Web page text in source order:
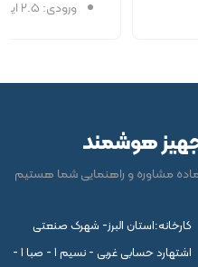
ورودی: ۲.۵ اینچ.
هوشمند
کارخانه:استان البرز- شهرک صنعتی
اشتهارد حسابی غربی - نسیم 1 - صبا 1 -